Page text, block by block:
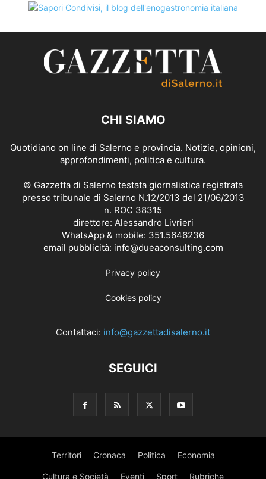
CHI SIAMO
Quotidiano on line di Salerno e provincia. Notizie, opinioni,
approfondimenti, politica e cultura.
© Gazzetta di Salerno testata giornalistica registrata
presso tribunale di Salerno N.12/2013 del 21/06/2013
n. ROC 38315
direttore: Alessandro Livrieri
WhatsApp & mobile: 351.5646236
email pubblicità: info@dueaconsulting.com
Privacy policy
Cookies policy
Contattaci: info@gazzettadisalerno.it
SEGUICI
Territori Cronaca Politica Economia
Cultura e Società Eventi Sport Rubriche